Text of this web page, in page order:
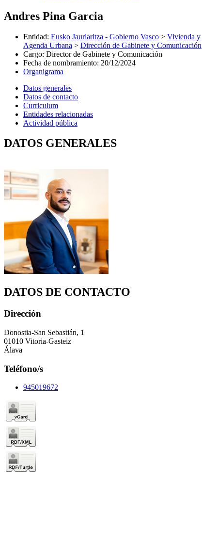
Andres Pina Garcia
Entidad: Eusko Jaurlaritza - Gobierno Vasco > Vivienda y
Agenda Urbana > Dirección de Gabinete y Comunicación
Cargo: Director de Gabinete y Comunicación
Fecha de nombramiento: 20/12/2024
Organigrama
Datos generales
Datos de contacto
Curriculum
Entidades relacionadas
Actividad pública
DATOS GENERALES
DATOS DE CONTACTO
Dirección
Donostia-San Sebastián, 1
01010 Vitoria-Gasteiz
Álava
Teléfono/s
945019672